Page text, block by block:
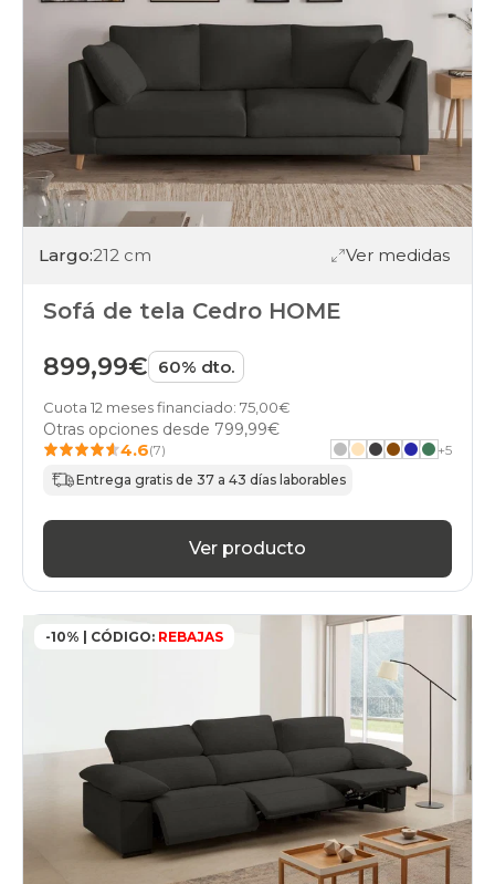
Largo:212 cm Ver medidas
Sofá de tela Cedro HOME
899,99€ 60% dto.
Cuota 12 meses financiado: 75,00€
Otras opciones desde 799,99€
4.6(7) +5
Entrega gratis de 37 a 43 días laborables
Ver producto
-10% | CÓDIGO: REBAJAS